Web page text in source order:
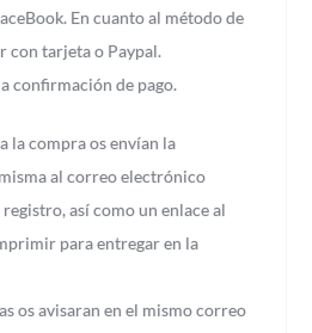
En cuanto al método de
con tarjeta o Paypal.
confirmación de pago.
la compra os envían la
al correo electrónico
así como un enlace al
para entregar en la
os avisaran en el mismo correo